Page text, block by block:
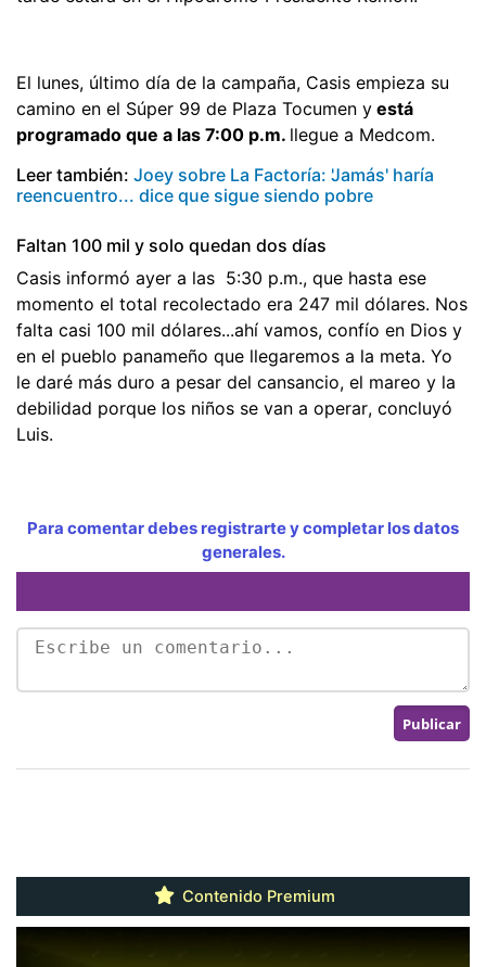
El lunes, último día de la campaña, Casis empieza su
camino en el Súper 99 de Plaza Tocumen y está
programado que a las 7:00 p.m. llegue a Medcom.
Leer también: Joey sobre La Factoría: 'Jamás' haría
reencuentro... dice que sigue siendo pobre
Faltan 100 mil y solo quedan dos días
Casis informó ayer a las 5:30 p.m., que hasta ese
momento el total recolectado era 247 mil dólares. Nos
falta casi 100 mil dólares...ahí vamos, confío en Dios y
en el pueblo panameño que llegaremos a la meta. Yo
le daré más duro a pesar del cansancio, el mareo y la
debilidad porque los niños se van a operar, concluyó
Luis.
Para comentar debes registrarte y completar los datos
generales.
Contenido Premium